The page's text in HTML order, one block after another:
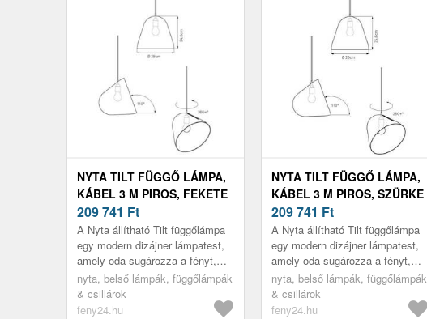
NYTA TILT FÜGGŐ LÁMPA,
KÁBEL 3 M PIROS, FEKETE
209 741 Ft
A Nyta állítható Tilt függőlámpa
egy modern dizájner lámpatest,
amely oda sugározza a fényt,
ahová az szükséges. Ezt az
alumíniumból készült árnyék...
nyta, belső lámpák, függőlámpák
& csillárok
feny24.hu
NYTA TILT FÜGGŐ LÁMPA,
KÁBEL 3 M PIROS, SZÜRKE
209 741 Ft
A Nyta állítható Tilt függőlámpa
egy modern dizájner lámpatest,
amely oda sugározza a fényt,
ahová az szükséges. Ezt az
alumíniumból készült árnyék...
nyta, belső lámpák, függőlámpák
& csillárok
feny24.hu